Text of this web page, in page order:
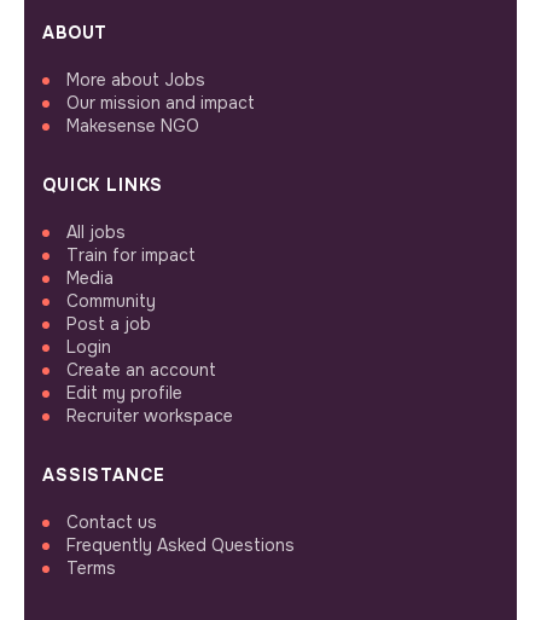
ABOUT
More about Jobs
Our mission and impact
Makesense NGO
QUICK LINKS
All jobs
Train for impact
Media
Community
Post a job
Login
Create an account
Edit my profile
Recruiter workspace
ASSISTANCE
Contact us
Frequently Asked Questions
Terms